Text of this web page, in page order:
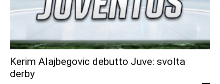
Kerim Alajbegovic debutto Juve: svolta
derby